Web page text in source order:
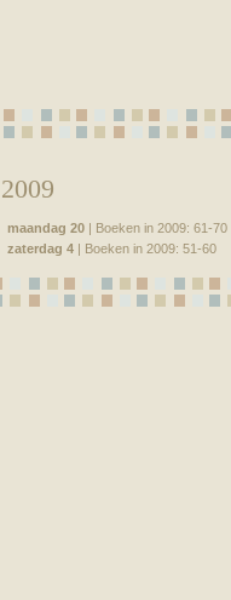
maandag 20| Boeken in 2009: 61-70
zaterdag 4| Boeken in 2009: 51-60